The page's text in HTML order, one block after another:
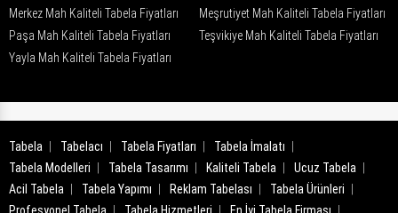
Merkez Mah Kaliteli Tabela Fiyatları
Meşrutiyet Mah Kaliteli Tabela Fiyatları
Paşa Mah Kaliteli Tabela Fiyatları
Teşvikiye Mah Kaliteli Tabela Fiyatları
Yayla Mah Kaliteli Tabela Fiyatları
Tabela Tabelacı Tabela Fiyatları
Tabela İmalatı
Tabela Modelleri
Tabela Tasarımı Kaliteli Tabela
Ucuz Tabela
Acil Tabela
Tabela Yapımı Reklam Tabelası
Tabela Ürünleri